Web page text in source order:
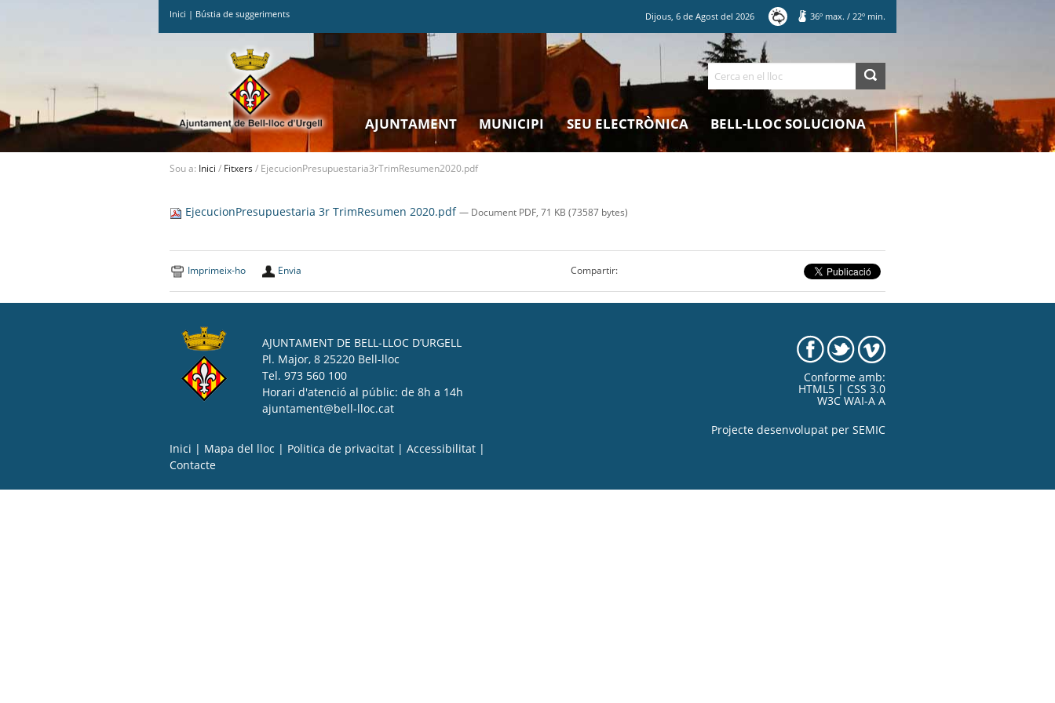
Inici | Bústia de suggeriments Dijous,6 deAgost del2026 36º max. / 22º min.
Cerca
AJUNTAMENT MUNICIPI SEU ELECTRÒNICA BELL-LLOC SOLUCIONA
Sou a: Inici / Fitxers/ EjecucionPresupuestaria3rTrimResumen2020.pdf
EjecucionPresupuestaria 3r TrimResumen 2020.pdf— Document PDF, 71 KB (73587 bytes)
Imprimeix-ho Envia Compartir:
AJUNTAMENT DE BELL-LLOC D’URGELL
Pl. Major, 8 25220 Bell-lloc
Tel. 973 560 100
Horari d'atenció al públic: de 8h a 14h
ajuntament@bell-lloc.cat
Inici | Mapa del lloc | Politica de privacitat | Accessibilitat |
Contacte
Conforme amb:
HTML5 | CSS 3.0
W3C WAI-A A
Projecte desenvolupat per SEMIC